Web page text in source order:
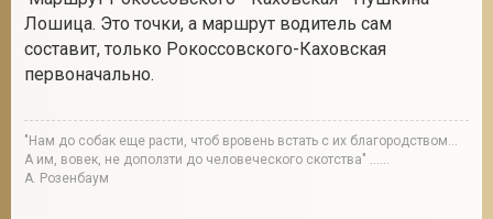
Лошица. Это точки, а маршрут водитель сам
составит, только Рокоссовского-Каховская
первоначально.
"Нам до собак еще расти, чтоб вровень встать с их благородством...
А им, вовек, не доползти до человеческого скотства" ......
А. Розенбаум